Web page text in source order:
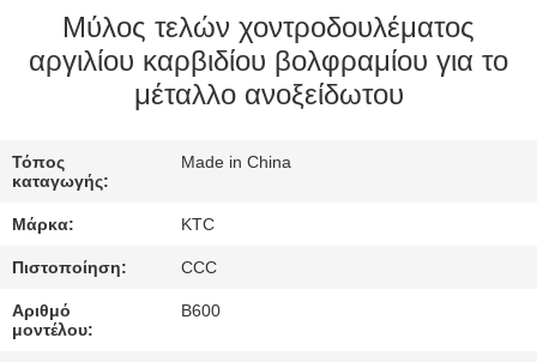
ΠΟΙΟΤΙΚΌΣ
ΈΛΕΓΧΟΣ
ΜΑΣ
ΕΛΆΤΕ
ΕΠΑΦΉ
ΜΕ
Μύλος τελών χοντροδουλέματος
αργιλίου καρβιδίου βολφραμίου για το
μέταλλο ανοξείδωτου
Τόπος
καταγωγής:
Made in China
Μάρκα: KTC
Πιστοποίηση: CCC
Αριθμό
μοντέλου:
B600